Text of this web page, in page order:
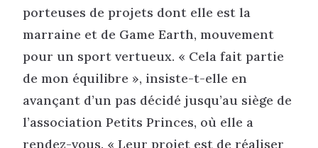
porteuses de projets dont elle est la
marraine et de Game Earth, mouvement
pour un sport vertueux. « Cela fait partie
de mon équilibre », insiste-t-elle en
avançant d’un pas décidé jusqu’au siège de
l’association Petits Princes, où elle a
rendez-vous. « Leur projet est de réaliser